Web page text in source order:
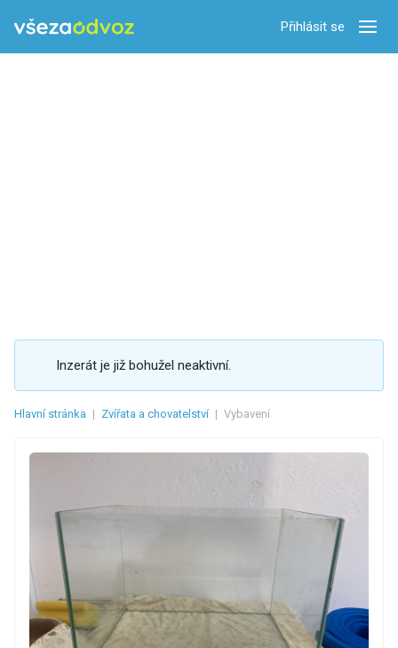
Přihlásit se
Inzerát je již bohužel neaktivní.
Hlavní stránka | Zvířata a chovatelství | Vybavení